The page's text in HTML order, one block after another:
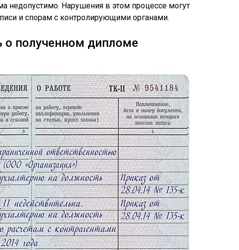
недопустимо. Нарушения в этом процессе могут
и спорам с контролирующими органами.
о полученном дипломе